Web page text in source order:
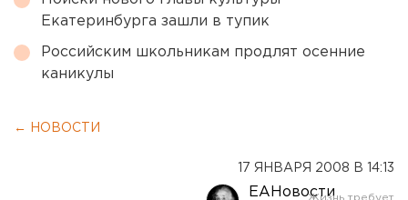
Екатеринбурга зашли в тупик
Российским школьникам продлят осенние
каникулы
← НОВОСТИ
17 ЯНВАРЯ 2008 В 14:13
ЕАНовости